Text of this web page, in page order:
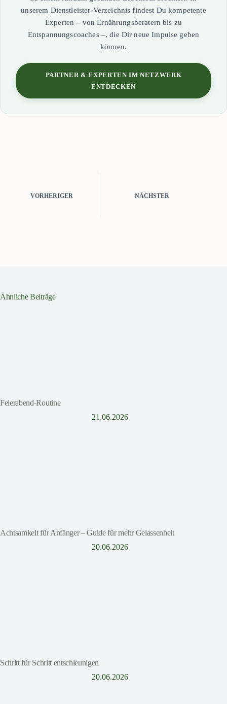
unserem Dienstleister-Verzeichnis findest Du kompetente
Experten – von Ernährungsberatern bis zu
Entspannungscoaches –, die Dir neue Impulse geben
können.
PARTNER & EXPERTEN IM NETZWERK
ENTDECKEN
VORHERIGER NÄCHSTER
Ähnliche Beiträge
Feierabend-Routine
21.06.2026
Achtsamkeit für Anfänger – Guide für mehr Gelassenheit
20.06.2026
Schritt für Schritt entschleunigen
20.06.2026